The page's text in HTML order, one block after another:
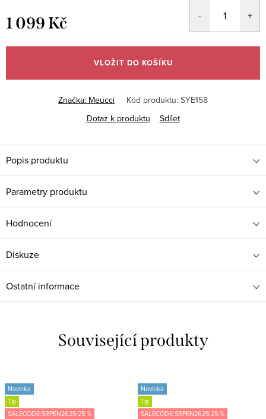
1 099 Kč
cena:
VLOŽIT DO KOŠÍKU
Značka: Meucci Kód produktu: SYE158
Dotaz k produktu
Sdílet
Popis produktu
Parametry produktu
Hodnocení
Diskuze
Ostatní informace
Související produkty
Novinka
Tip
SALECODE:SRPEN2625:25:%
Novinka
Tip
SALECODE:SRPEN2625:25:%